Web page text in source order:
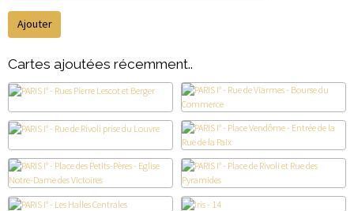
Ajouter
Cartes ajoutées récemment..